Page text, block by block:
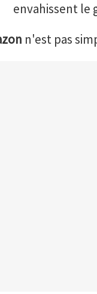
envahissent le
n'est pas